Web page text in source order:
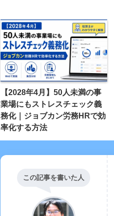
【2028年4月】50人未満の事
業場にもストレスチェック義
務化｜ジョブカン労務HRで効
率化する方法
この記事を書いた人